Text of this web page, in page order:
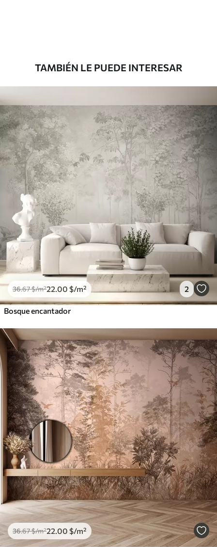
Vinilo Premium
48.3329.00$/m²
TAMBIÉN LE PUEDE INTERESAR
36.67$/m²22 .00 $/m² 2
Bosque encantador
36.67$/m²22 .00 $/m²